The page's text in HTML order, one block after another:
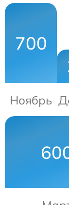
700
Ноябрь